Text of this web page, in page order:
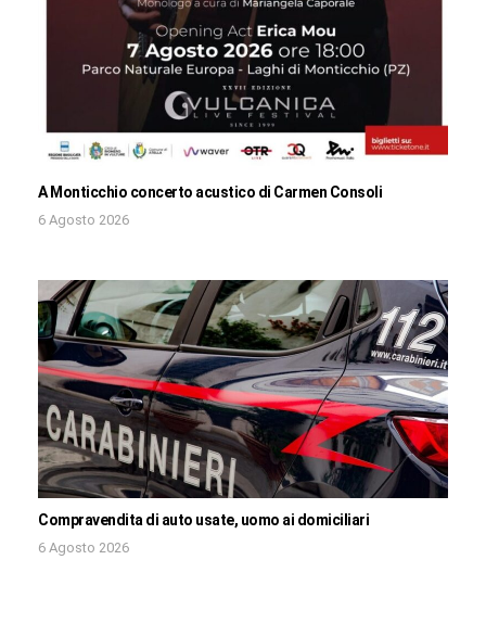
A Monticchio concerto acustico di Carmen Consoli
6 Agosto 2026
Compravendita di auto usate, uomo ai domiciliari
6 Agosto 2026